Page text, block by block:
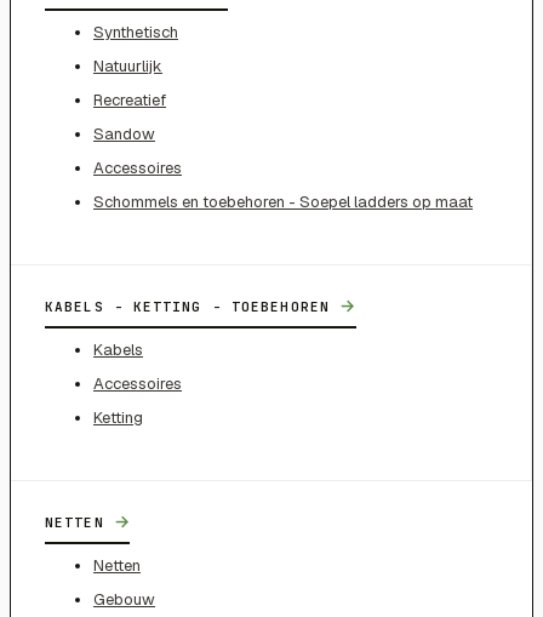
Synthetisch
Natuurlijk
Recreatief
Sandow
Accessoires
Schommels en toebehoren - Soepel ladders op maat
KABELS - KETTING - TOEBEHOREN →
Kabels
Accessoires
Ketting
NETTEN →
Netten
Gebouw